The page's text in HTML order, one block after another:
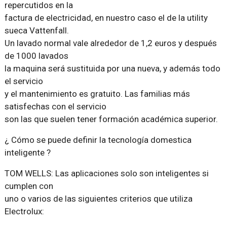
repercutidos en la
factura de electricidad, en nuestro caso el de la utility
sueca Vattenfall.
Un lavado normal vale alrededor de 1,2 euros y después
de 1000 lavados
la maquina será sustituida por una nueva, y además todo
el servicio
y el mantenimiento es gratuito. Las familias más
satisfechas con el servicio
son las que suelen tener formación académica superior.
¿ Cómo se puede definir la tecnología domestica
inteligente ?
TOM WELLS: Las aplicaciones solo son inteligentes si
cumplen con
uno o varios de las siguientes criterios que utiliza
Electrolux: